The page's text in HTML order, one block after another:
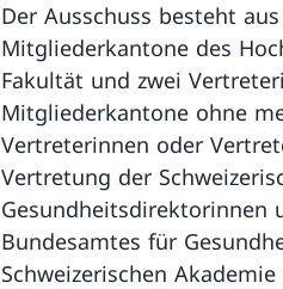
Der Ausschuss besteht
Mitgliederkantone des
Fakultät und zwei
Mitgliederkantone ohne
Vertreterinnen oder
Vertretung der
Gesundheitsdirektorinnen
Bundesamtes für
Schweizerischen